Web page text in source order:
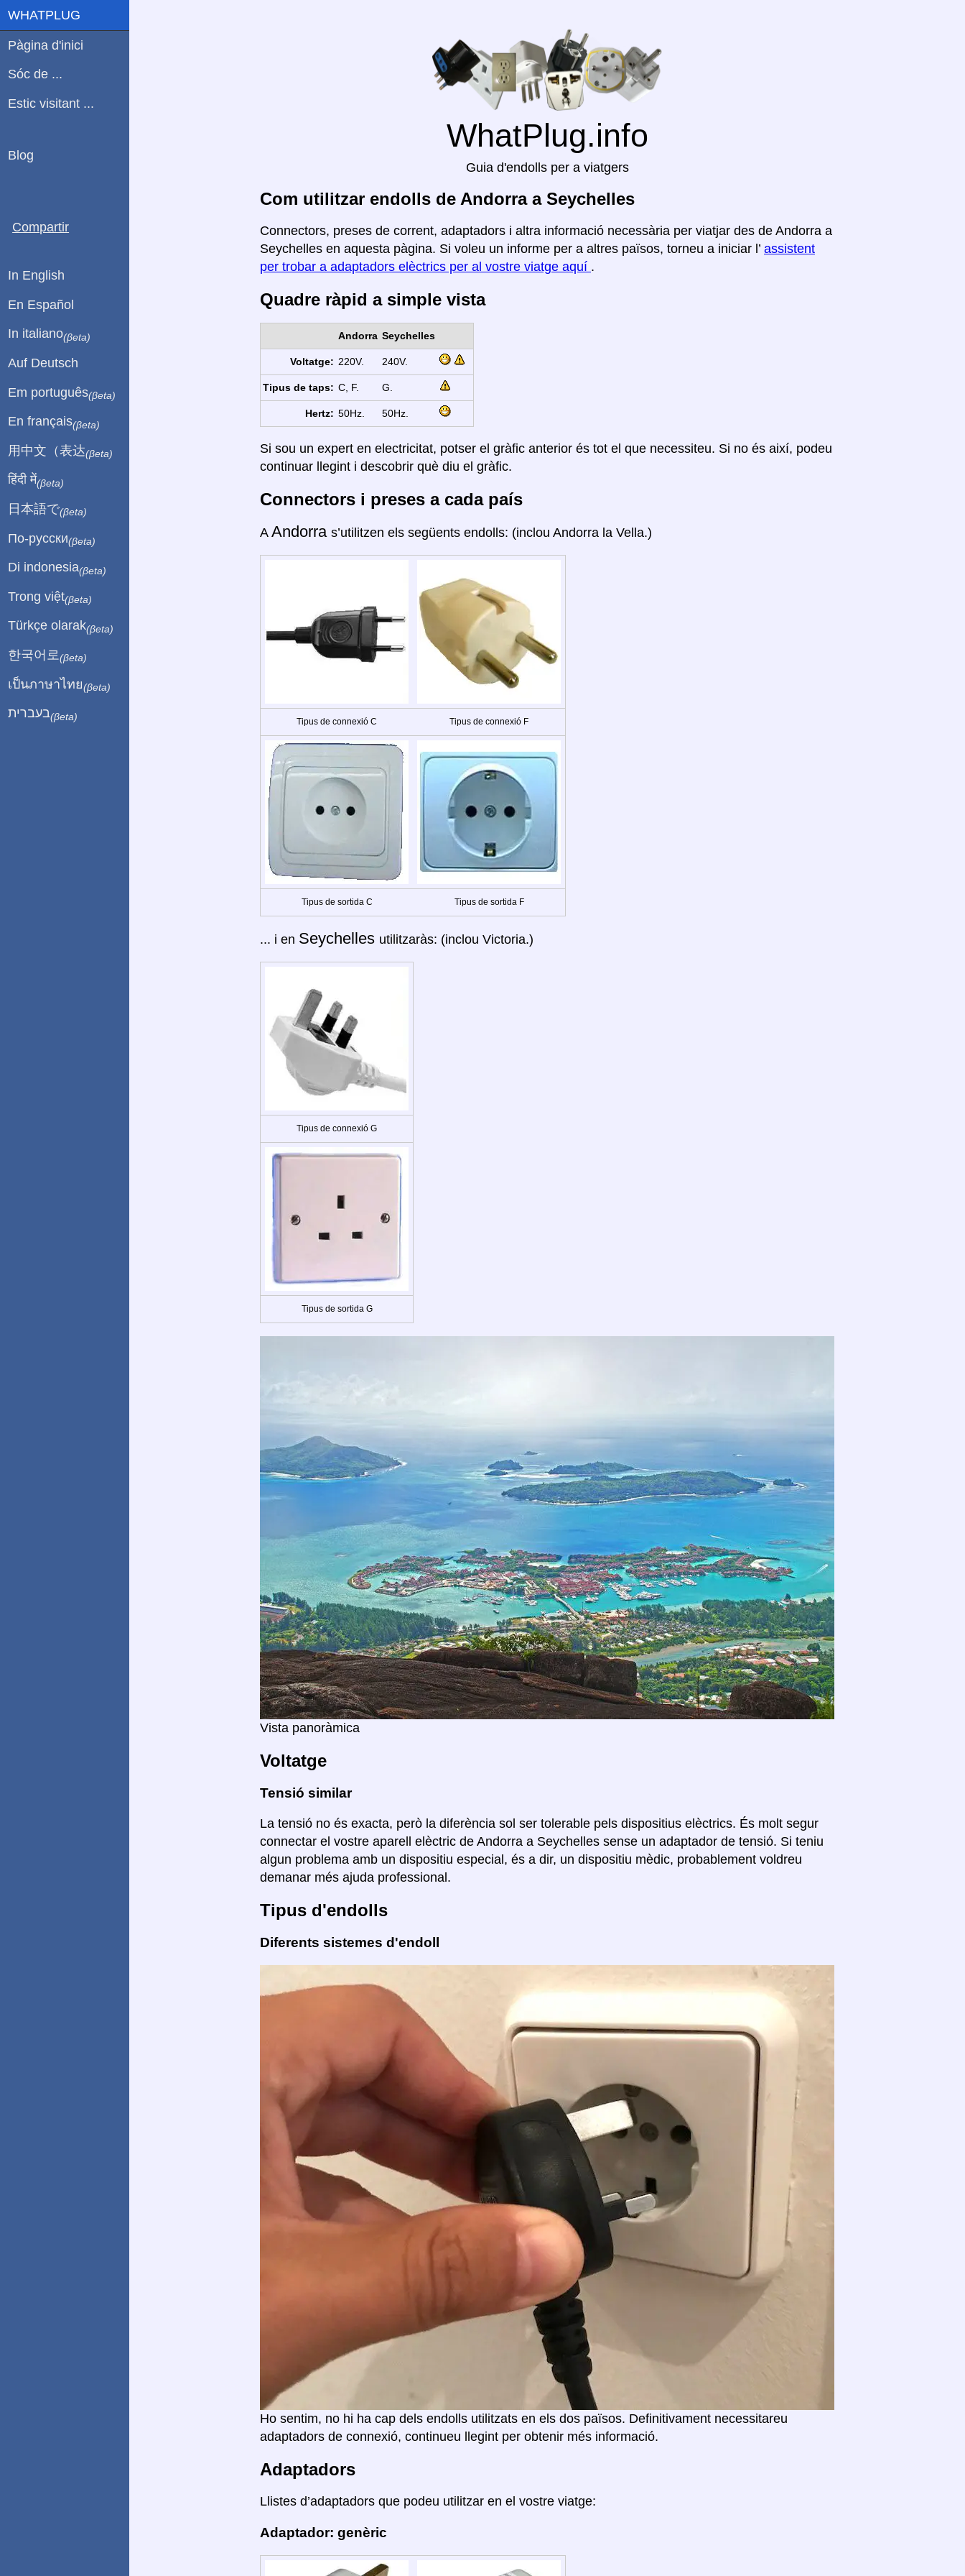
WhatPlug.info
Guia d'endolls per a viatgers
Com utilitzar endolls de Andorra a Seychelles
Connectors, preses de corrent, adaptadors i altra informació necessària per viatjar des de Andorra a
Seychelles en aquesta pàgina. Si voleu un informe per a altres països, torneu a iniciar l’ assistent
per trobar a adaptadors elèctrics per al vostre viatge aquí .
Quadre ràpid a simple vista
Andorra Seychelles
Voltatge: 220V. 240V.
Tipus de taps: C, F. G.
Hertz: 50Hz. 50Hz.
Si sou un expert en electricitat, potser el gràfic anterior és tot el que necessiteu. Si no és així, podeu
continuar llegint i descobrir què diu el gràfic.
Connectors i preses a cada país
A Andorra s’utilitzen els següents endolls: (inclou Andorra la Vella.)
Tipus de connexió C Tipus de connexió F
Tipus de sortida C Tipus de sortida F
... i en Seychelles utilitzaràs: (inclou Victoria.)
Tipus de connexió G
Tipus de sortida G
Vista panoràmica
Voltatge
Tensió similar
La tensió no és exacta, però la diferència sol ser tolerable pels dispositius elèctrics. És molt segur
connectar el vostre aparell elèctric de Andorra a Seychelles sense un adaptador de tensió. Si teniu
algun problema amb un dispositiu especial, és a dir, un dispositiu mèdic, probablement voldreu
demanar més ajuda professional.
Tipus d'endolls
Diferents sistemes d'endoll
Ho sentim, no hi ha cap dels endolls utilitzats en els dos països. Definitivament necessitareu
adaptadors de connexió, continueu llegint per obtenir més informació.
Adaptadors
Llistes d’adaptadors que podeu utilitzar en el vostre viatge:
Adaptador: genèric
WHATPLUG
Pàgina d'inici
Sóc de ...
Estic visitant ...
Blog
Compartir
In English
En Español
In italiano(βeta)
Auf Deutsch
Em português(βeta)
En français(βeta)
用中文（表达(βeta)
हिंदी में(βeta)
日本語で(βeta)
По-русски(βeta)
Di indonesia(βeta)
Trong việt(βeta)
Türkçe olarak(βeta)
한국어로 (βeta)
เป็นภาษาไทย(βeta)
בעברית(βeta)